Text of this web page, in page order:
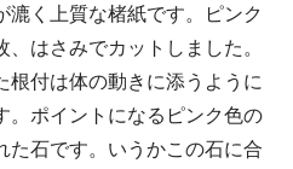
く上質な楮紙です。ピンク
はさみでカットしました。
根付は体の動きに添うように
。ポイントになるピンク色の
た石です。いうかこの石に合